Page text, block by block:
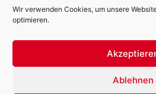
Wir verwenden Cookies, um unsere
optimieren.
Ablehnen
Cookie-Richtlinien
Links